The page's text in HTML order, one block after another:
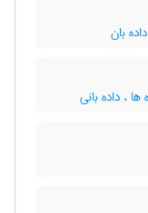
‌بان
، داده ‌بانی